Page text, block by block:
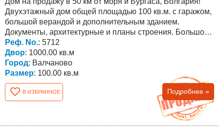
Двухэтажный дом общей площадью 100 кв.м. с гаражом,
большой верандой и дополнительным зданием.
Документы, архитектурные и планы строения. Большой
двор (1000...
Реф. No.: 5712
Двор: 1000.00 кв.м
Город: Валчаново
Размер: 100.00 кв.м
В ИЗБРАННОЕ Подробнее »